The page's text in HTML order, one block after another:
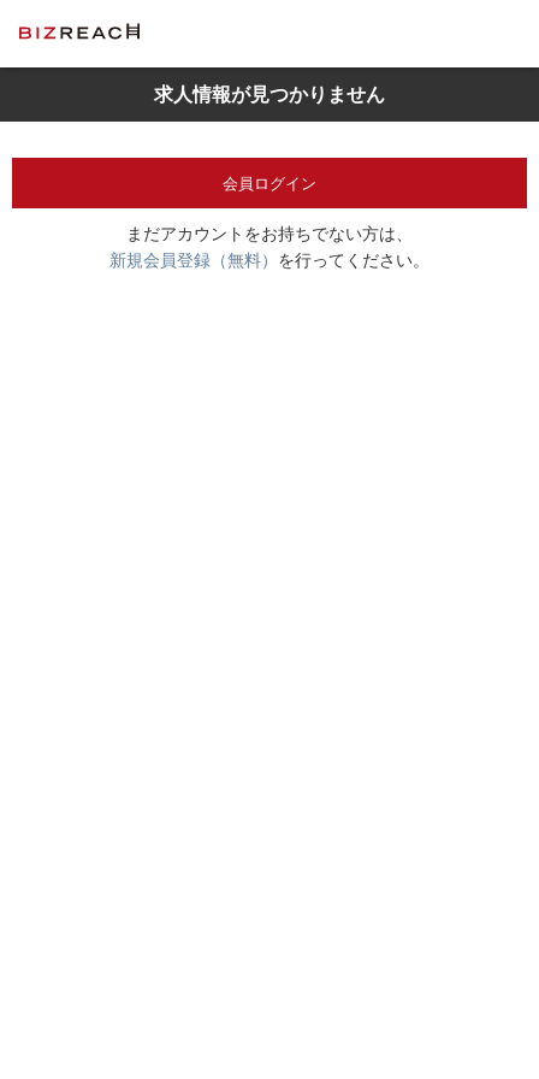
求人情報が見つかりません
会員ログイン
まだアカウントをお持ちでない方は、
新規会員登録（無料） を行ってください。